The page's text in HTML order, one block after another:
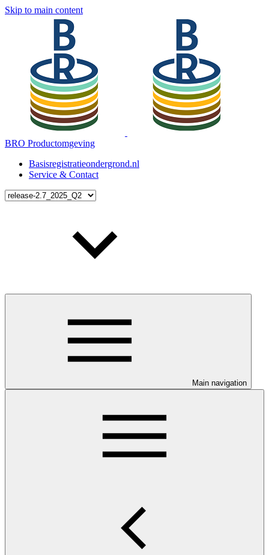
Skip to main content
BRO Productomgeving
Basisregistratieondergrond.nl
Service & Contact
Main navigation